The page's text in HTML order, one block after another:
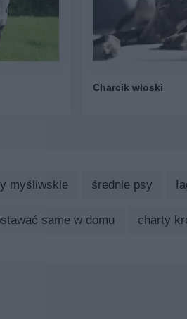
Charcik włoski
myśliwskie średnie psy
same w domu charty